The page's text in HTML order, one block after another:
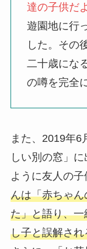
達の子供だ
遊園地に行
した。その
二十歳にな
の噂を完全
また、2019年6
しい別の窓」
ように友人の子
んは「赤ちゃ
た」と語り、
し子と誤解さ